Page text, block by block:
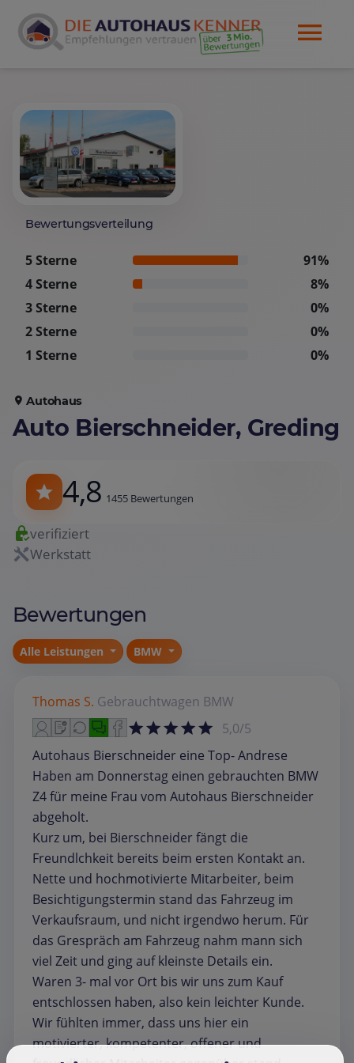
Bewertungsverteilung
5 Sterne
91%
4 Sterne
8%
3 Sterne
0%
2 Sterne
0%
1 Sterne
0%
Autohaus
Auto Bierschneider, Greding
4,8 1455 Bewertungen
verifiziert
Werkstatt
Bewertungen
Alle Leistungen BMW
Thomas S. Gebrauchtwagen BMW
5,0/5
Autohaus Bierschneider eine Top- Andrese
Haben am Donnerstag einen gebrauchten BMW
Z4 für meine Frau vom Autohaus Bierschneider
abgeholt.
Kurz um, bei Bierschneider fängt die
Freundlchkeit bereits beim ersten Kontakt an.
Nette und hochmotivierte Mitarbeiter, beim
Besichtigungstermin stand das Fahrzeug im
Verkaufsraum, und nicht irgendwo herum. Für
das Grespräch am Fahrzeug nahm mann sich
viel Zeit und ging auf kleinste Details ein.
Waren 3- mal vor Ort bis wir uns zum Kauf
entschlossen haben, also kein leichter Kunde.
Wir fühlten immer, dass uns hier ein
motivierter, kompetenter, offener und